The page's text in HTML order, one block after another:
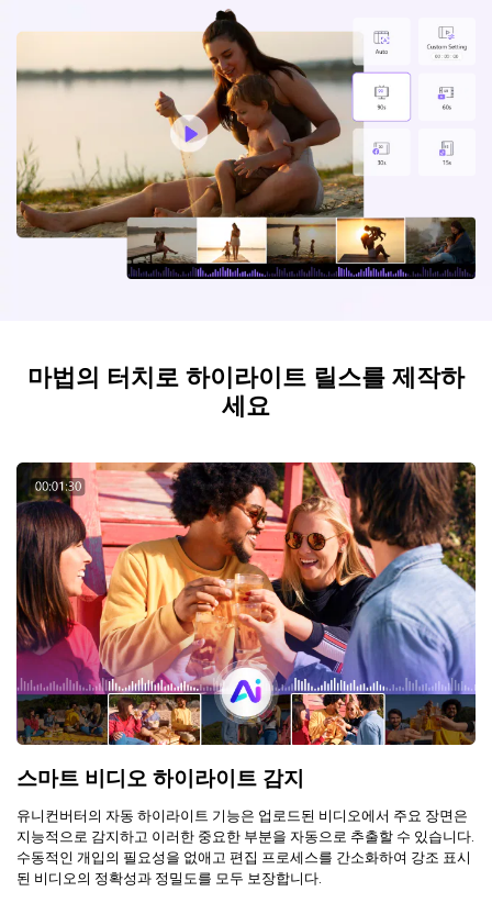
AI 기능
온라인 영상 편집기
동영상 변환
온라인 사진 편집기
DVD / CD 사용자
DVD 변환
크리에이티브 디자인
동영상 자르기
Hot
크리에이티브 디자인
무비 사용자
더 많은 솔루션 알아보기
가이드
Wondershare UniConverter를 어떻게 사용하나요?
아래의 단계별 가이드를 알아보세요.
고객센터
UniConverter 사용에 필요한 모든 정보 및 문제 해결.
기술 사양
지원되는 형식, 장치 및 GPU의 전체 목록.
로그인
search
마법의 터치로 하이라이트 릴스를 제작하
세요
스마트 비디오 하이라이트 감지
유니컨버터의 자동 하이라이트 기능은 업로드된 비디오에서 주요 장면은
지능적으로 감지하고 이러한 중요한 부분을 자동으로 추출할 수 있습니다.
수동적인 개입의 필요성을 없애고 편집 프로세스를 간소화하여 강조 표시
된 비디오의 정확성과 정밀도를 모두 보장합니다.